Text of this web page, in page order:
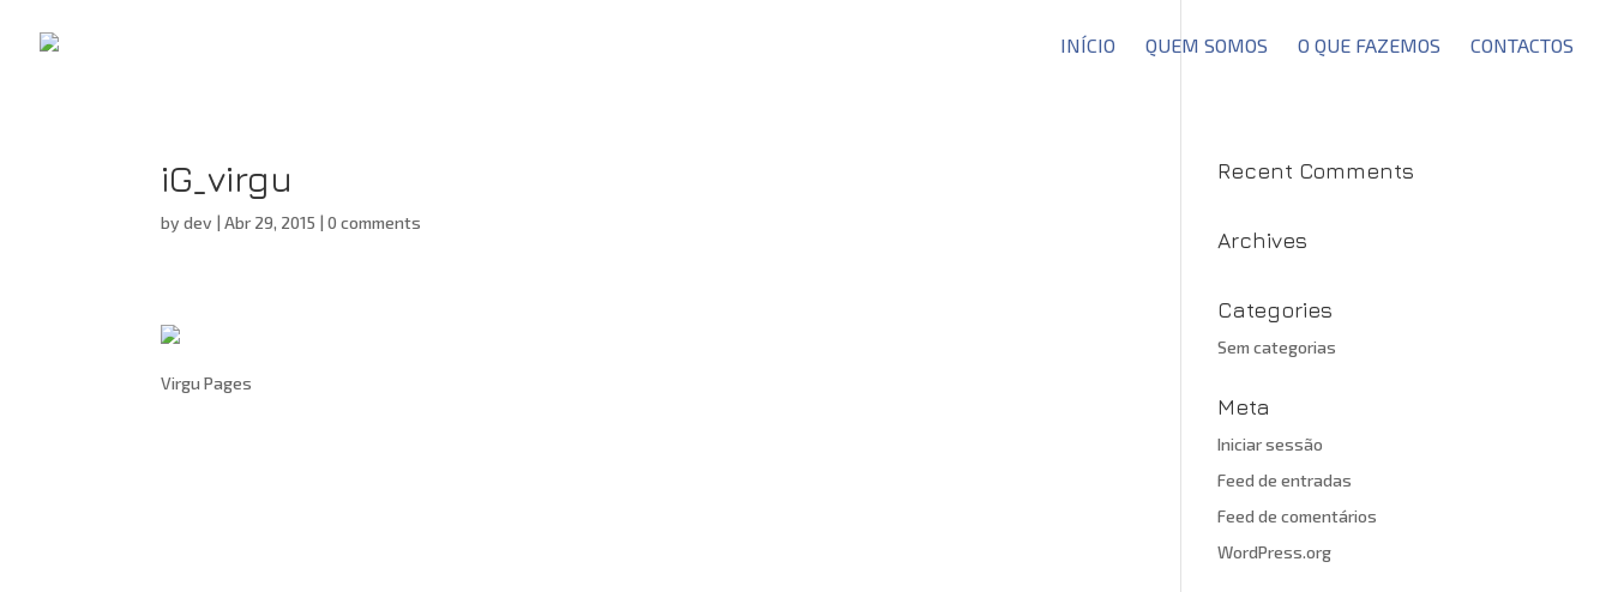
INÍCIO QUEM SOMOS O QUE FAZEMOS CONTACTOS
iG_virgu
bydev |Abr 29, 2015 |0 comments
Virgu Pages
Recent Comments
Archives
Categories
Sem categorias
Meta
Iniciar sessão
Feed de entradas
Feed de comentários
WordPress.org